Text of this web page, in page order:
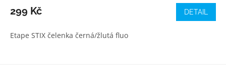
299 Kč DETAIL
Etape STIX čelenka černá/žlutá fluo